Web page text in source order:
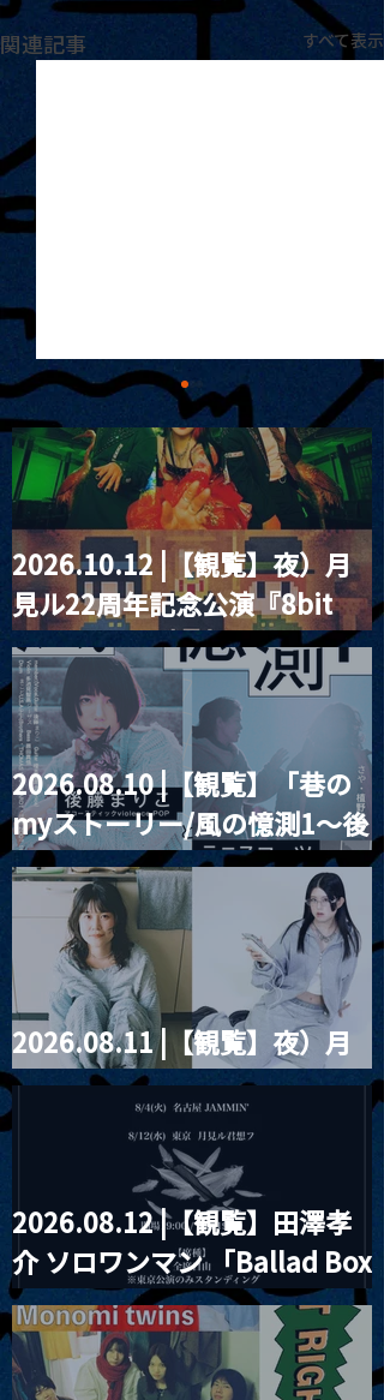
関連記事 すべて表示
MoonRomantic
Channel1周年記念Live
2026.10.12 |【観覧】夜）月
見ル22周年記念公演『8bit
strawberry』
2026.08.10 |【観覧】「巷の
myストーリー/風の憶測1～後
藤まりこアコースティック
violence POPとテニスコー
ツ」
2026.08.11 |【観覧】夜）月
見ル君想フpre. Sugar Shock
2026.08.12 |【観覧】田澤孝
介 ソロワンマン 「Ballad Box
2026」